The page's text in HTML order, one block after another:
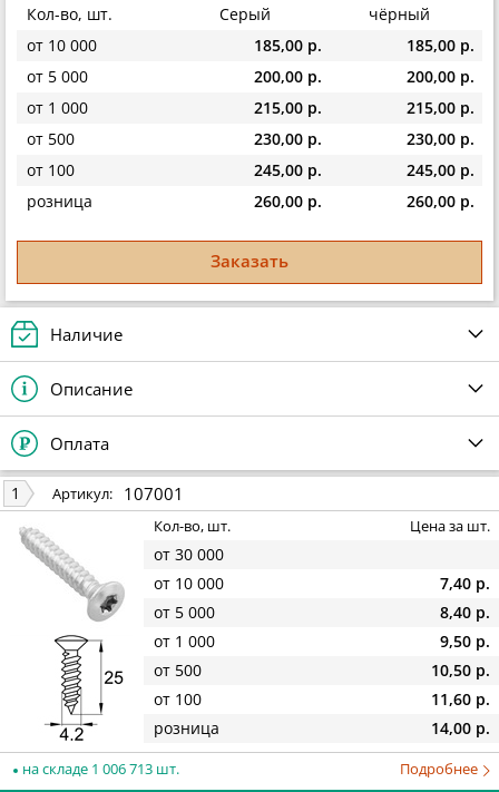
Кол-во, шт. Серый
чёрный
от 10 000
185,00 р.
185,00 р.
от 5 000
200,00 р.
200,00 р.
от 1 000
215,00 р.
215,00 р.
от 500
230,00 р.
230,00 р.
от 100
245,00 р.
245,00 р.
розница
260,00 р. 260,00 р.
Заказать
Наличие
Описание
Оплата
1 Артикул: 107001
Кол-во, шт. Цена за шт.
от 30 000
от 10 000
7,40 р.
от 5 000
8,40 р.
от 1 000
9,50 р.
от 500
10,50 р.
от 100
11,60 р.
розница
14,00 р.
на складе 1 006 713 шт. Подробнее